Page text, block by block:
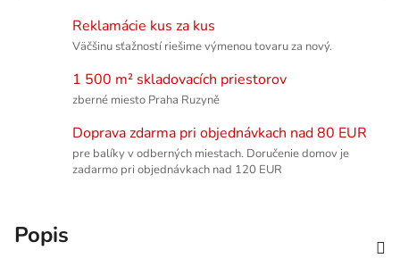
Reklamácie kus za kus
Väčšinu sťažností riešime výmenou tovaru za nový.
1 500 m² skladovacích priestorov
zberné miesto Praha Ruzyně
Doprava zdarma pri objednávkach nad 80 EUR
pre balíky v odberných miestach. Doručenie domov je
zadarmo pri objednávkach nad 120 EUR
Popis